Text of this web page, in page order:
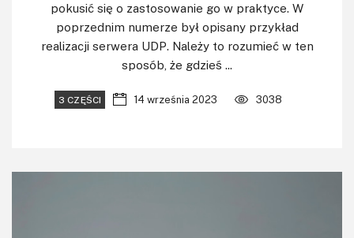
pokusić się o zastosowanie go w praktyce. W
poprzednim numerze był opisany przykład
realizacji serwera UDP. Należy to rozumieć w ten
sposób, że gdzieś ...
3 CZĘŚCI 14 września 2023 3038